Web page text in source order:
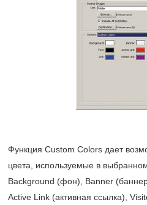
Функция Custom Colors дает
цвета, используемые в
Background (фон), Banner
Active Link (активная ссылка),